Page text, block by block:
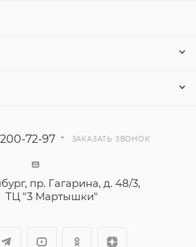
72-97 ЗАКАЗАТЬ ЗВОНОК
пр. Гагарина, д. 48/3,
ТЦ "3 Мартышки"